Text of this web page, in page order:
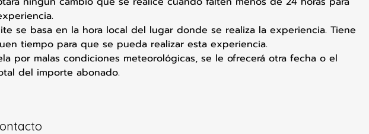
se basa en la hora local del lugar donde se realiza la experiencia. Tiene
tiempo para que se pueda realizar esta experiencia.
por malas condiciones meteorológicas, se le ofrecerá otra fecha o el
del importe abonado.